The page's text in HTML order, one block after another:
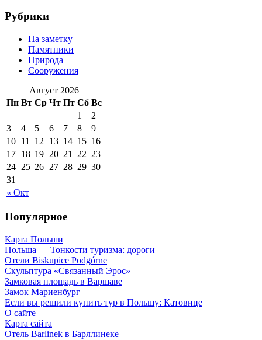
Рубрики
На заметку
Памятники
Природа
Сооружения
Август 2026
Пн Вт Ср Чт Пт Сб Вс
« Окт
1
2
3
4 5 6 7 8
9
10 11 12 13 14 15 16
17 18 19 20 21 22 23
24 25 26 27 28 29 30
31
Популярное
Карта Польши
Польша — Тонкости туризма: дороги
Отели Biskupice Podgórne
Скульптура «Связанный Эрос»
Замковая площадь в Варшаве
Замок Мариенбург
Если вы решили купить тур в Польшу: Катовице
О сайте
Карта сайта
Отель Barlinek в Барллинеке